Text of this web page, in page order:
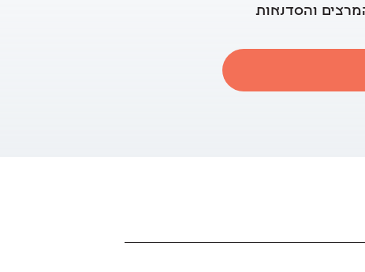
והסדנאות